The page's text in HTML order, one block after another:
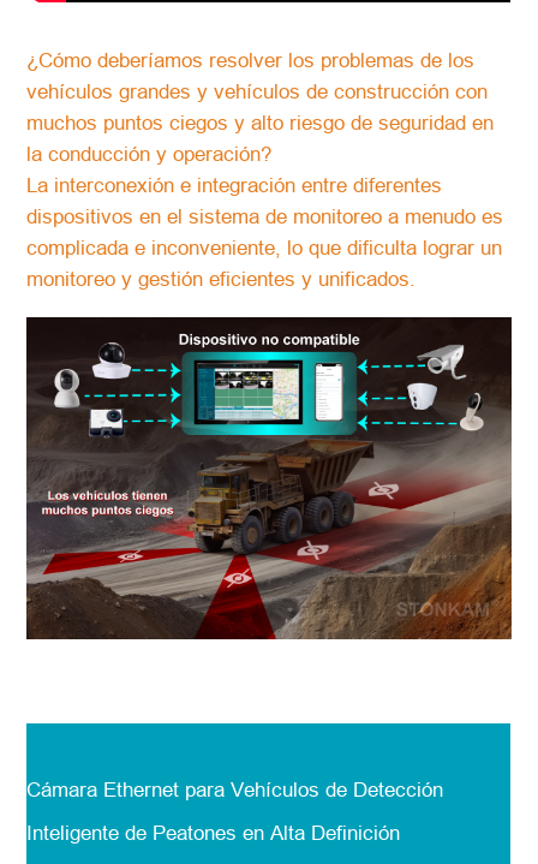
¿Cómo deberíamos resolver los problemas de los
vehículos grandes y vehículos de construcción con
muchos puntos ciegos y alto riesgo de seguridad en
la conducción y operación?
La interconexión e integración entre diferentes
dispositivos en el sistema de monitoreo a menudo es
complicada e inconveniente, lo que dificulta lograr un
monitoreo y gestión eficientes y unificados.
Cámara Ethernet para Vehículos de Detección
Inteligente de Peatones en Alta Definición